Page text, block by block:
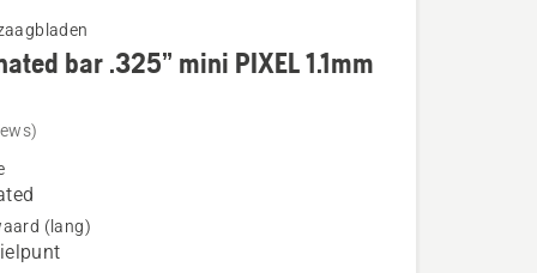
bar .325” mini PIXEL 1.1mm
(lang)